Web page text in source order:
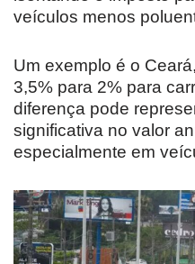
veículos menos
Um exemplo é o
3,5% para 2% para
diferença pode
significativa no valor
especialmente em